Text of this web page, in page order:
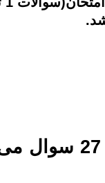
فرم دانش آموز